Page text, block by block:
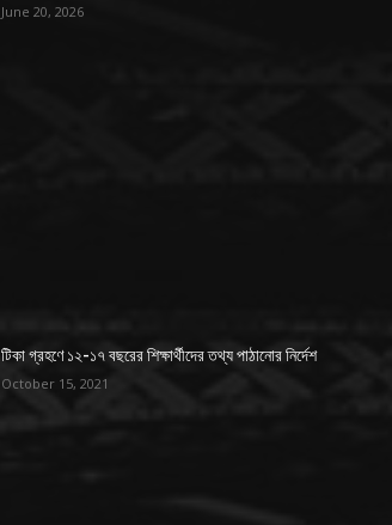
June 20, 2026
টিকা গ্রহণে ১২-১৭ বছরের শিক্ষার্থীদের তথ্য পাঠানোর নির্দেশ
October 15, 2021